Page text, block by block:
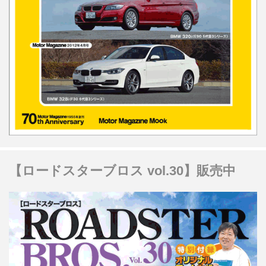
【ロードスターブロス vol.30】販売中